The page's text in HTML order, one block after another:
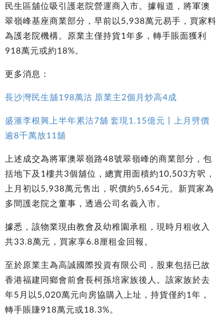
民生區舖位吸引護老院營運商入市。據報道，將軍澳
翠嶺峰基座商業部分，早前以5,938萬元易手，買家料
為護老院機構。原業主僅持貨1年多，轉手賬面獲利
918萬元或約18%。
更多消息：
長沙灣民生舖198萬沽 原業主2個月炒高4成
盛滙李根興上半年累沽7舖 套現1.15億元丨上月劈價
逾8千萬放11舖
上述成交為將軍澳翠嶺路48號翠嶺峰的商業部分，包
括地下及1樓共3個舖位，總實用面積約10,503方呎，
上月初以5,938萬元售出，呎價約5,654元。新買家為
多間護老院之董事，透過公司名義入市。
據悉，該物業現由教會及幼稚園承租，現時月租收入
共33.8萬元，買家享6.8厘租金回報。
至於原業主為高誠國際投資有限公司，股東包括已故
香港福建同鄉會前會長柯孫培家族後人。該家族於去
年5月以5,020萬元向房協購入上址，持貨僅約1年，
轉手賬賺918萬元或18.3%。